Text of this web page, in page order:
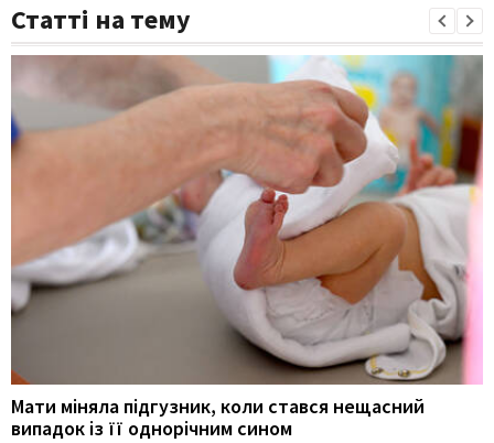
Статті на тему
Мати міняла підгузник, коли стався нещасний
випадок із її однорічним сином